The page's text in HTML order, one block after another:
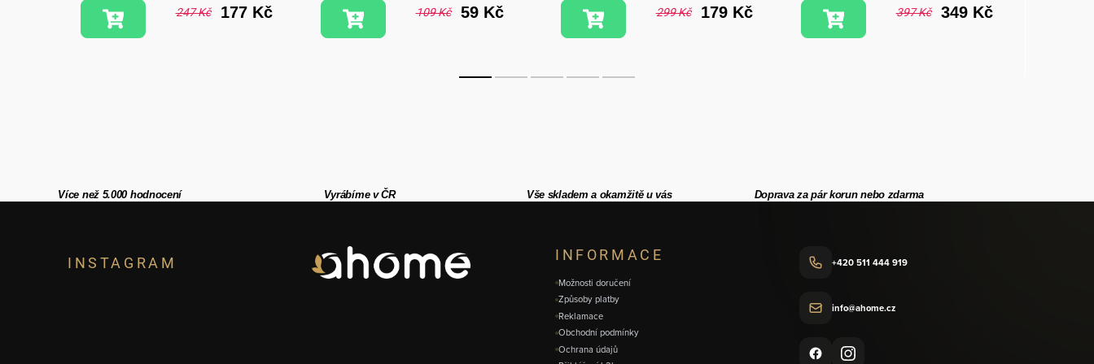
247 Kč 177 Kč 109 Kč 59 Kč 299 Kč 179 Kč 397 Kč 349 Kč
Více než 5.000 hodnocení Vyrábíme v ČR Vše skladem a okamžitě u vás Doprava za pár korun nebo zdarma
INSTAGRAM INFORMACE
Možnosti doručení
Způsoby platby
Reklamace
Obchodní podmínky
Ochrana údajů
+420 511 444 919
info@ahome.cz